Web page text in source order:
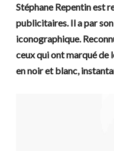
Stéphane Repentin est
publicitaires. Il a par
iconographique.
ceux qui ont marqué de
en noir et blanc,